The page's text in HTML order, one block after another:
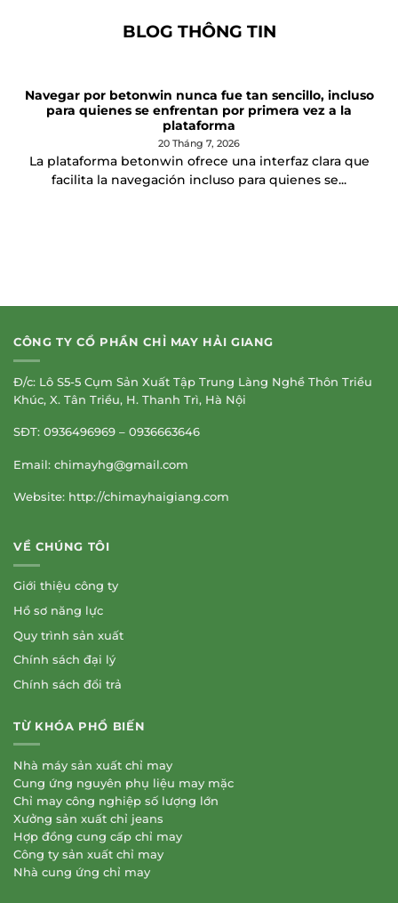
BLOG THÔNG TIN
Navegar por betonwin nunca fue tan sencillo, incluso
para quienes se enfrentan por primera vez a la
plataforma
20 Tháng 7, 2026
La plataforma betonwin ofrece una interfaz clara que
facilita la navegación incluso para quienes se...
CÔNG TY CỔ PHẦN CHỈ MAY HẢI GIANG
Đ/c: Lô S5-5 Cụm Sản Xuất Tập Trung Làng Nghề Thôn Triều
Khúc, X. Tân Triều, H. Thanh Trì, Hà Nội
SĐT: 0936496969 – 0936663646
Email: chimayhg@gmail.com
Website: http://chimayhaigiang.com
VỀ CHÚNG TÔI
Giới thiệu công ty
Hồ sơ năng lực
Quy trình sản xuất
Chính sách đại lý
Chính sách đổi trả
TỪ KHÓA PHỔ BIẾN
Nhà máy sản xuất chỉ may
Cung ứng nguyên phụ liệu may mặc
Chỉ may công nghiệp số lượng lớn
Xưởng sản xuất chỉ jeans
Hợp đồng cung cấp chỉ may
Công ty sản xuất chỉ may
Nhà cung ứng chỉ may